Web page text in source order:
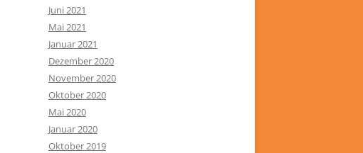
Juni 2021
Mai 2021
Januar 2021
Dezember 2020
November 2020
Oktober 2020
Mai 2020
Januar 2020
Oktober 2019